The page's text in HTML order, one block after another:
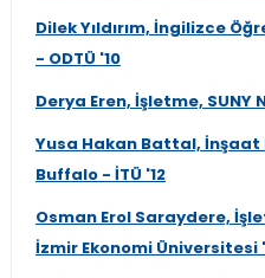
Dilek Yıldırım, İngilizce
- ODTÜ '10
Derya Eren, İşletme, SUNY
Yusa Hakan Battal,
Buffalo - İTÜ '12
Osman Erol Saraydere,
İzmir Ekonomi Üniversitesi